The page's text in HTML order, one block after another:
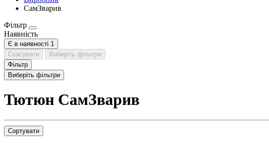
СамЗварив
Фільтр
Наявність
Є в наявності 1
Скасувати
Виберіть фільтри
Фільтр
Виберіть фільтри
Тютюн СамЗварив
Сортувати